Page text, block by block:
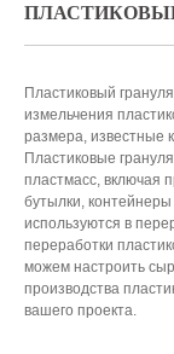
Пластиковый
измельчения
размера, известные
Пластиковые
пластмасс, включая
бутылки,
используются в
переработки
можем настроить
производства
вашего проекта.